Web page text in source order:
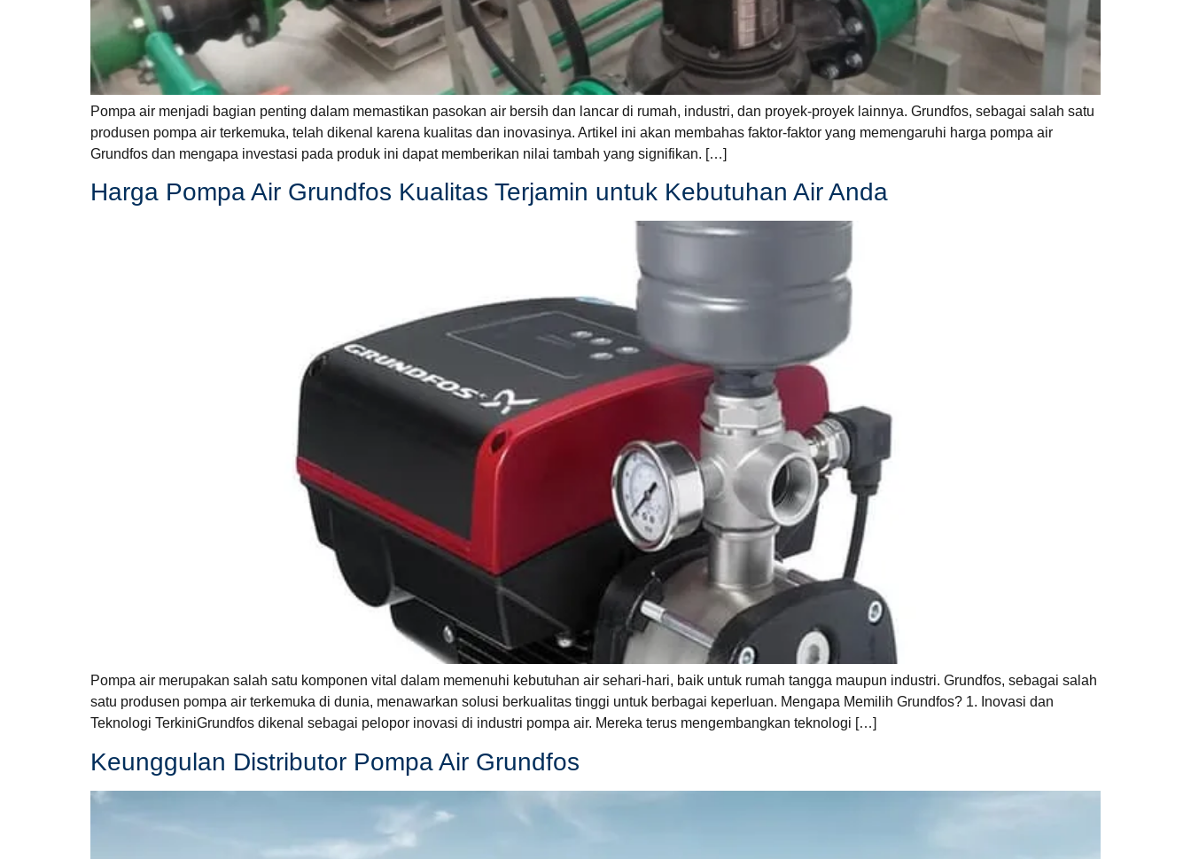
Pompa air menjadi bagian penting dalam memastikan pasokan air bersih dan lancar di rumah, industri, dan proyek-proyek lainnya. Grundfos, sebagai salah satu
produsen pompa air terkemuka, telah dikenal karena kualitas dan inovasinya. Artikel ini akan membahas faktor-faktor yang memengaruhi harga pompa air
Grundfos dan mengapa investasi pada produk ini dapat memberikan nilai tambah yang signifikan. […]
Harga Pompa Air Grundfos Kualitas Terjamin untuk Kebutuhan Air Anda
Pompa air merupakan salah satu komponen vital dalam memenuhi kebutuhan air sehari-hari, baik untuk rumah tangga maupun industri. Grundfos, sebagai salah
satu produsen pompa air terkemuka di dunia, menawarkan solusi berkualitas tinggi untuk berbagai keperluan. Mengapa Memilih Grundfos? 1. Inovasi dan
Teknologi TerkiniGrundfos dikenal sebagai pelopor inovasi di industri pompa air. Mereka terus mengembangkan teknologi […]
Keunggulan Distributor Pompa Air Grundfos